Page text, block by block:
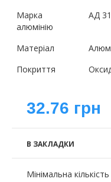
Марка
алюмінію
АД
Матеріал
Покриття
32.76 грн
В ЗАКЛАДКИ
Мінімальна